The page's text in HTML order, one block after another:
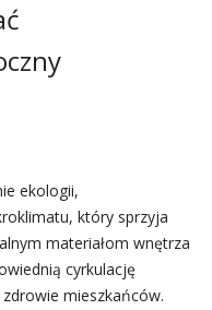
ekologii,
który sprzyja
materiałom wnętrza
cyrkulację
mieszkańców.